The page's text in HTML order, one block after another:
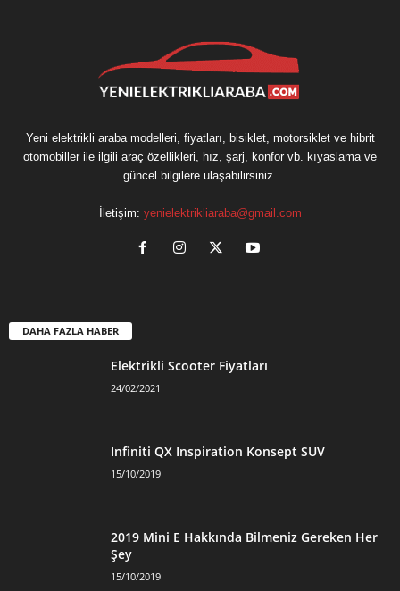
Yeni elektrikli araba modelleri, fiyatları, bisiklet, motorsiklet ve hibrit
otomobiller ile ilgili araç özellikleri, hız, şarj, konfor vb. kıyaslama ve
güncel bilgilere ulaşabilirsiniz.
İletişim: yenielektrikliaraba@gmail.com
DAHA FAZLA HABER
Elektrikli Scooter Fiyatları
24/02/2021
Infiniti QX Inspiration Konsept SUV
15/10/2019
2019 Mini E Hakkında Bilmeniz Gereken Her
Şey
15/10/2019